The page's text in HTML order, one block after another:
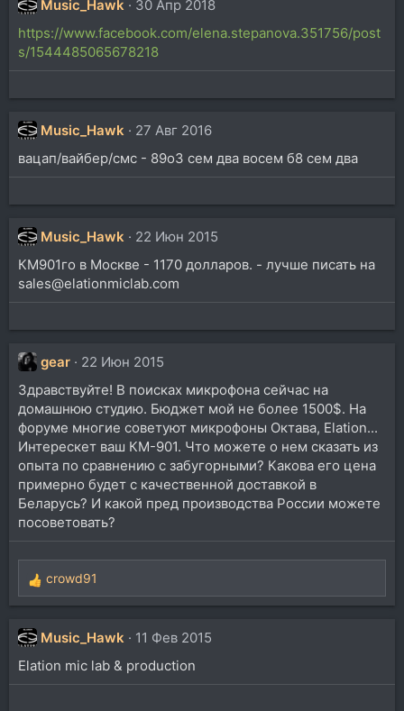
Music_Hawk
30 Апр 2018
https://www.facebook.com/elena.stepanova.351756/post
s/1544485065678218
Music_Hawk
27 Авг 2016
вацап/вайбер/смс - 89оЗ сем два восем б8 сем два
Music_Hawk
22 Июн 2015
КМ901го в Москве - 1170 долларов. - лучше писать на
sales@elationmiclab.com
gear
22 Июн 2015
Здравствуйте! В поисках микрофона сейчас на
домашнюю студию. Бюджет мой не более 1500$. На
форуме многие советуют микрофоны Октава, Elation...
Интерескет ваш КМ-901. Что можете о нем сказать из
опыта по сравнению с забугорными? Какова его цена
примерно будет с качественной доставкой в
Беларусь? И какой пред производства России можете
посоветовать?
Р
е
к
и
и
crowd91
Music_Hawk
11 Фев 2015
Elation mic lab & production